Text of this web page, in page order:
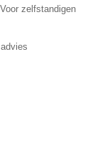
zelfstandigen